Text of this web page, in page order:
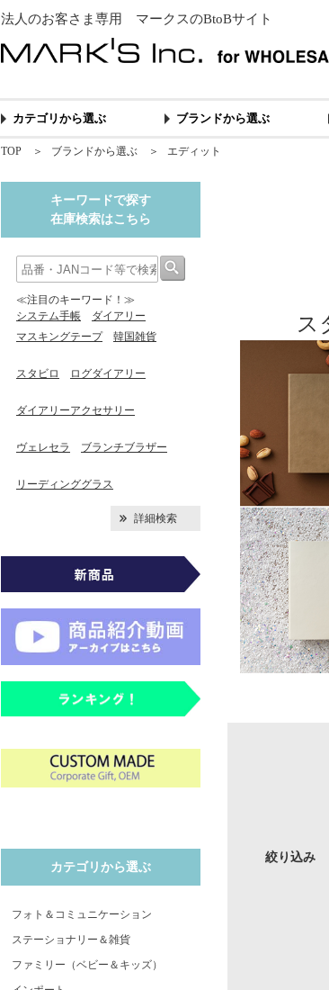
法人のお客さま専用 マークスのBtoBサイト
カテゴリから選ぶ ブランドから選ぶ
TOP ＞ ブランドから選ぶ ＞ エディット
ス
絞り込み
キーワードで探す
在庫検索はこちら
≪注目のキーワード！≫
システム手帳
ダイアリー
マスキングテープ
韓国雑貨
スタビロ ログダイアリー
ダイアリーアクセサリー
ヴェレセラ ブランチブラザー
リーディンググラス
詳細検索
カテゴリから選ぶ
フォト＆コミュニケーション
ステーショナリー＆雑貨
ファミリー（ベビー＆キッズ）